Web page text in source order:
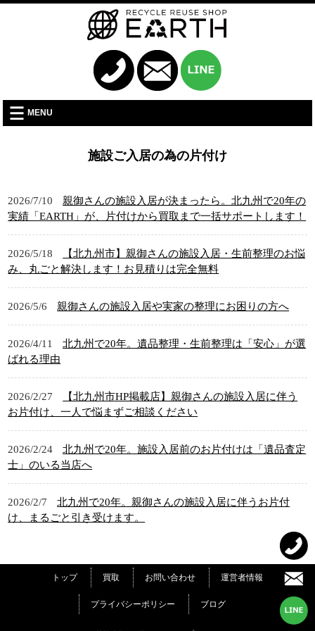
MENU
施設ご入居の為の片付け
2026/7/10
親御さんの施設入居が決まったら。北九州で20年の
実績「EARTH」が、片付けから買取まで一括サポートします！
2026/5/18
【北九州市】親御さんの施設入居・生前整理のお悩
み、丸ごと解決します！お見積りは完全無料
2026/5/6 親御さんの施設入居や実家の整理にお困りの方へ
2026/4/11
北九州で20年。遺品整理・生前整理は「安心」が選
ばれる理由
2026/2/27
【北九州市HP掲載店】親御さんの施設入居に伴う
お片付け、一人で悩まずご相談ください
2026/2/24
北九州で20年。施設入居前のお片付けは「遺品査定
士」のいる当店へ
2026/2/7
北九州で20年。親御さんの施設入居に伴うお片付
け、まるごと引き受けます。
トップ 買取 お問い合わせ 運営者情報
プライバシーポリシー ブログ